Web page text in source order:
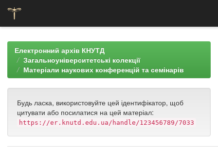
navigationЕлектронний архів КНУТД
Загальноуніверситетські колекції
Матеріали наукових конференцій та семінарів
Будь ласка, використовуйте цей ідентифікатор, щоб
цитувати або посилатися на цей матеріал:
https://er.knutd.edu.ua/handle/123456789/7033